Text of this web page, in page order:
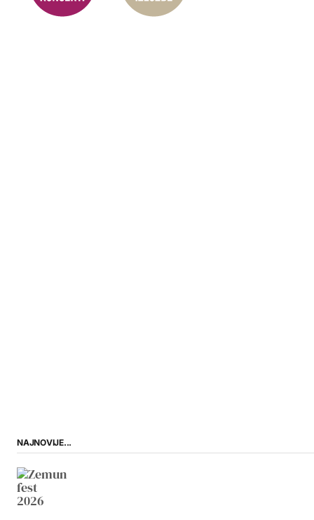
NAJNOVIJE...